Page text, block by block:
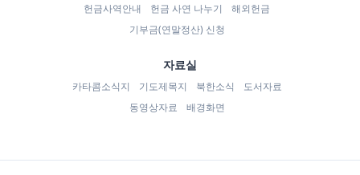
헌금사역안내
헌금 사연 나누기
해외헌금
기부금(연말정산) 신청
자료실
카타콤소식지 기도제목지 북한소식
도서자료
동영상자료
배경화면